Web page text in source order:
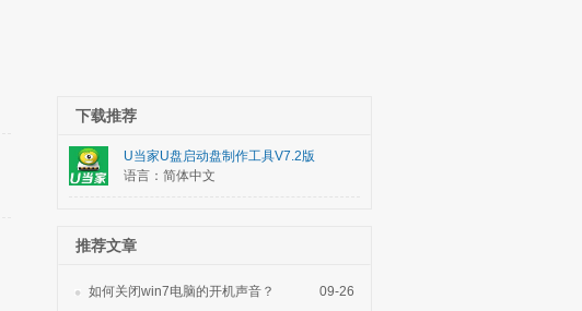
下载推荐
U当家U盘启动盘制作工具V7.2版
语言：简体中文
推荐文章
如何关闭win7电脑的开机声音？
09-26